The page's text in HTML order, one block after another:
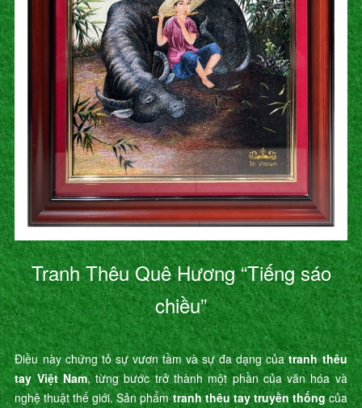
Tranh Thêu Quê Hương “Tiếng sáo
chiều”
Điều này chứng tỏ sự vươn tầm và sự đa dạng củatranh thêu
tay Việt Nam, từng bước trở thành một phần của văn hóa và
nghệ thuật thế giới. Sản phẩmtranh thêu tay truyền thốngcủa